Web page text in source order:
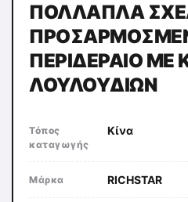
ΠΟΛΛΑΠΛΆ
ΠΕΡΙΔΈΡΑΙΟ ΜΕ
ΛΟΥΛΟΥΔΙΏΝ
Τόπος
καταγωγής
Κίνα
Μάρκα RICHSTAR